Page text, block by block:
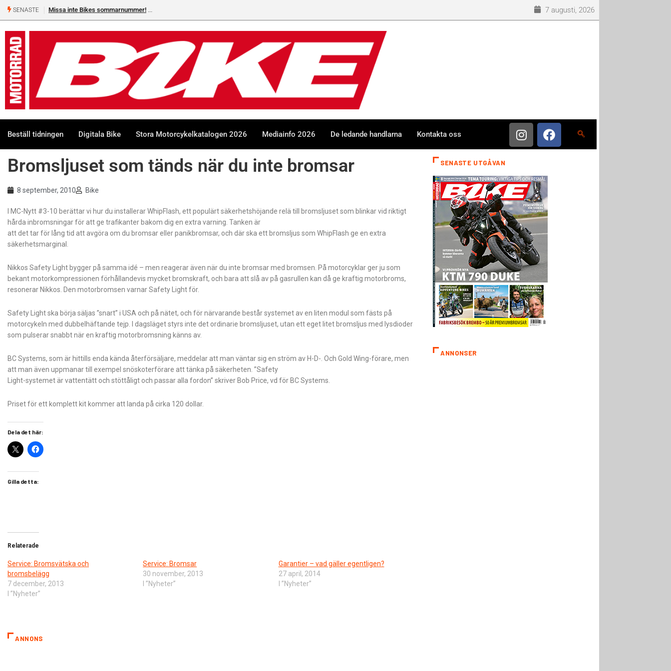
SENASTE Missa inte Bikes sommarnummer! 7 augusti, 2026
Beställ tidningen Digitala Bike Stora Motorcykelkatalogen 2026 Mediainfo 2026 De ledande handlarna Kontakta oss
Bromsljuset som tänds när du inte bromsar
8 september, 2010 Bike
I MC-Nytt #3-10 berättar vi hur du installerar WhipFlash, ett populärt säkerhetshöjande relä till bromsljuset som blinkar vid riktigt
hårda inbromsningar för att ge trafikanter bakom dig en extra varning. Tanken är
att det tar för lång tid att avgöra om du bromsar eller panikbromsar, och där ska ett bromsljus som WhipFlash ge en extra
säkerhetsmarginal.
Nikkos Safety Light bygger på samma idé – men reagerar även när du inte bromsar med bromsen. På motorcyklar ger ju som
bekant motorkompressionen förhållandevis mycket bromskraft, och bara att slå av på gasrullen kan då ge kraftig motorbroms,
resonerar Nikkos. Den motorbromsen varnar Safety Light för.
Safety Light ska börja säljas ”snart” i USA och på nätet, och för närvarande består systemet av en liten modul som fästs på
motorcykeln med dubbelhäftande tejp. I dagsläget styrs inte det ordinarie bromsljuset, utan ett eget litet bromsljus med lysdioder
som pulserar snabbt när en kraftig motorbromsning känns av.
BC Systems, som är hittills enda kända återförsäljare, meddelar att man väntar sig en ström av H-D-. Och Gold Wing-förare, men
att man även uppmanar till exempel snöskoterförare att tänka på säkerheten. ”Safety
Light-systemet är vattentätt och stöttåligt och passar alla fordon” skriver Bob Price, vd för BC Systems.
Priset för ett komplett kit kommer att landa på cirka 120 dollar.
Dela det här:
Gilla detta:
Relaterade
Service: Bromsvätska och
bromsbelägg
7 december, 2013
I ”Nyheter”
Service: Bromsar
30 november, 2013
I ”Nyheter”
Garantier – vad gäller egentligen?
27 april, 2014
I ”Nyheter”
ANNONS
SENASTE UTGÅVAN
ANNONSER